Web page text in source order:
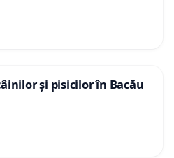
și pisicilor în Bacău